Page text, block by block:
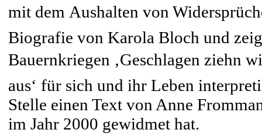
mit dem Aushalten von
Biografie von Karola Bloch und
Bauernkriegen ‚Geschlagen ziehn
aus‘ für sich und ihr Leben
Stelle einen Text von Anne
im Jahr 2000 gewidmet hat.